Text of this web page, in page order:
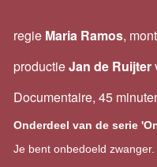
regie Maria Ramos,
productieJan de Ruijter
Documentaire, 45
Onderdeel van de serie
Je bent onbedoeld zwanger.